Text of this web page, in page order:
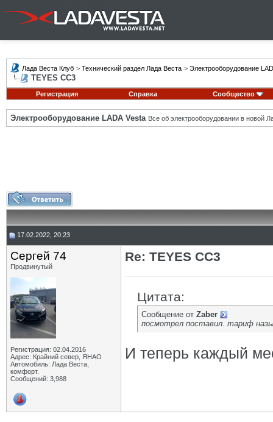
Лада Веста Клуб > Технический раздел Лада Веста > Электрооборудование
TEYES CC3
Регистрация Справка Сообщество
Электрооборудование LADA Vesta Все об электрооборудовании в новой
17.02.2022, 20:23
Сергей 74
Продвинутый
Регистрация: 02.04.2016
Адрес: Крайний север, ЯНАО
Автомобиль: Лада Веста,
комфорт.
Сообщений: 3,988
Re: TEYES CC3
Цитата:
Сообщение от Zaber
посмотрел поставил. тариф
И теперь каждый